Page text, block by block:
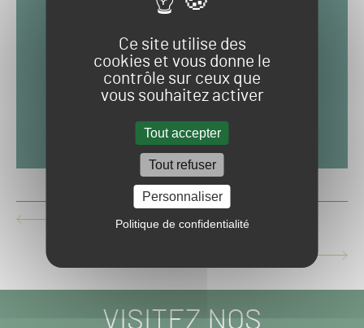
Ce site utilise des
cookies et vous donne le
contrôle sur ceux que
vous souhaitez activer
Tout accepter
Tout refuser
Personnaliser
Politique de confidentialité
ARTICLE
CHANGEMENT DE STANDING À COMPIÈGNE
SUIVANT :
VISITEZ NOS